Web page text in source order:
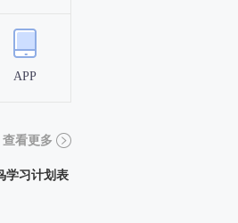
APP
查看更多
学习计划表